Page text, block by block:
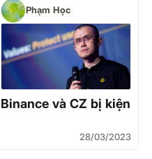
Phạm Học
Binance và CZ bị kiện
28/03/2023